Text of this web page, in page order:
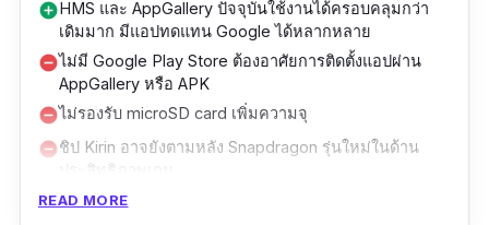
Platform ความเร็ว 4.32GHz ทำงานคู่กับ RAM
สูงสุด 16GB และ ROM UFS 4.0 สูงสุด 512GB
รองรับงานหนักทุกการใช้งาน
แบตเตอรี่ใหญ่ 6000mAh พร้อมชาร์จไว 100W
SUPERVOOC และชาร์จไร้สาย 50W AIRVOOC
ช่วยให้ใช้มือถือถ่ายรูปสวยได้ทั้งวันโดยไม่ต้อง
add_circleHMS และ AppGallery ปัจจุบันใช้งานได้ครอบคลุมกว่า
เดิมมาก มีแอปทดแทน Google ได้หลากหลาย
remove_circleไม่มี Google Play Store ต้องอาศัยการติดตั้งแอปผ่าน
AppGallery หรือ APK
remove_circleไม่รองรับ microSD card เพิ่มความจุ
remove_circleชิป Kirin อาจยังตามหลัง Snapdragon รุ่นใหม่ในด้าน
ประสิทธิภาพเกม
remove_circleรองรับ 4G แต่ไม่มี 5G สำหรับบางตลาด
READ MORE